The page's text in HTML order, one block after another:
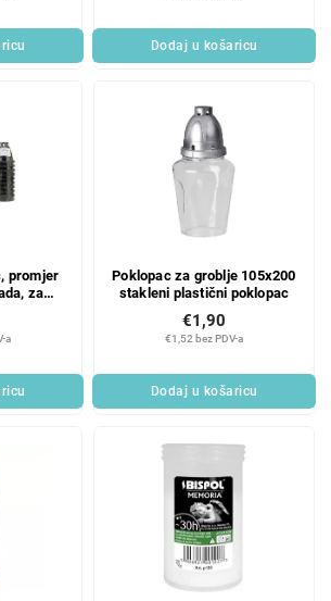
Dodaj u košaricu
promjer
za
a
Poklopac za groblje 105x200
stakleni plastični poklopac
€1,52 bez PDV-a
€1,90
Dodaj u košaricu